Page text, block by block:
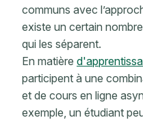
communs avec
existe un certain
qui les séparent.
En matière
participent à une
et de cours en ligne
exemple, un étudiant